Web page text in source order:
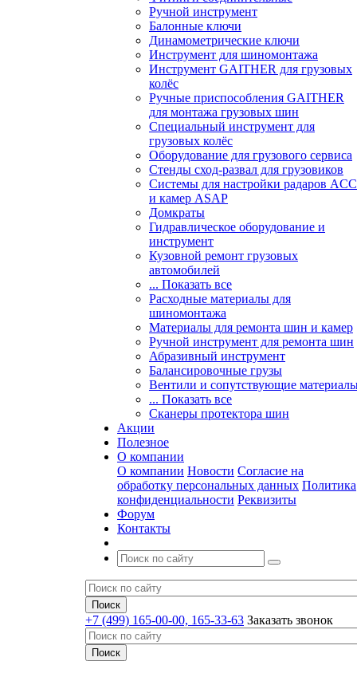
Ручной инструмент
Балонные ключи
Динамометрические ключи
Инструмент для шиномонтажа
Инструмент GAITHER для грузовых
колёс
Ручные приспособления GAITHER
для монтажа грузовых шин
Специальный инструмент для
грузовых колёс
Оборудование для грузового сервиса
Стенды сход-развал для грузовиков
Системы для настройки радаров ACC
и камер ASAP
Домкраты
Гидравлическое оборудование и
инструмент
Кузовной ремонт грузовых
автомобилей
... Показать все
Расходные материалы для
шиномонтажа
Материалы для ремонта шин и камер
Ручной инструмент для ремонта шин
Абразивный инструмент
Балансировочные грузы
Вентили и сопутствующие
... Показать все
Сканеры протектора шин
Акции
Полезное
О компании
О компании Новости Согласие на
обработку персональных данных Политика
конфиденциальности Реквизиты
Форум
Контакты
+7 (499) 165-00-00, 165-33-63 Заказать звонок